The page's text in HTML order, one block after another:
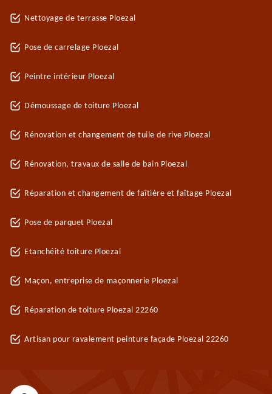
Nettoyage de terrasse Ploezal
Pose de carrelage Ploezal
Peintre intérieur Ploezal
Démoussage de toiture Ploezal
Rénovation et changement de tuile de rive Ploezal
Rénovation, travaux de salle de bain Ploezal
Réparation et changement de faîtière et faîtage Ploezal
Pose de parquet Ploezal
Etanchéité toiture Ploezal
Maçon, entreprise de maçonnerie Ploezal
Réparation de toiture Ploezal 22260
Artisan pour ravalement peinture façade Ploezal 22260